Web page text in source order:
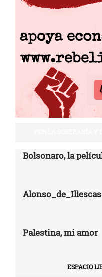
Bolsonaro, la
Alonso_de_Illescas
Palestina, mi amor
ESPACIO